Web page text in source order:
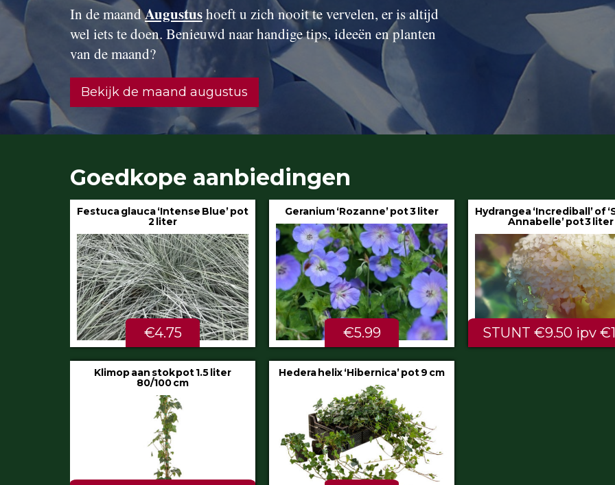
In de maandAugustushoeft u zich nooit te vervelen, er is altijd
wel iets te doen. Benieuwd naar handige tips, ideeën en planten
van de maand?
Bekijk de maand augustus
Goedkope aanbiedingen
Geranium ‘Rozanne’ pot 3 liter
€5.99
Hydrangea ‘Incrediball’ of ‘Strong
Annabelle’ pot 3 liter
STUNT €9.50 ipv €11.99
Klimop aan stok pot 1.5
80/100 cm
ALTIJD LAAG
Hedera helix ‘Hibernica’ pot 9 cm
Festuca glauca ‘Intense Blue’ pot
2 liter